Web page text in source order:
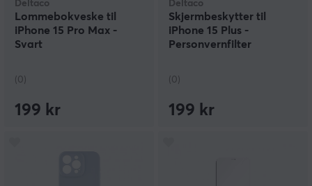
Deltaco
Lommebokveske til
iPhone 15 Pro Max -
Svart
(0)
199 kr
Deltaco
Skjermbeskytter til
iPhone 15 Plus -
Personvernfilter
(0)
199 kr